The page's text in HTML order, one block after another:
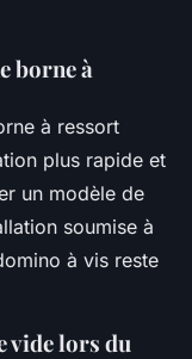
borne à
à ressort
plus rapide et
un modèle de
soumise à
à vis reste
vide lors du